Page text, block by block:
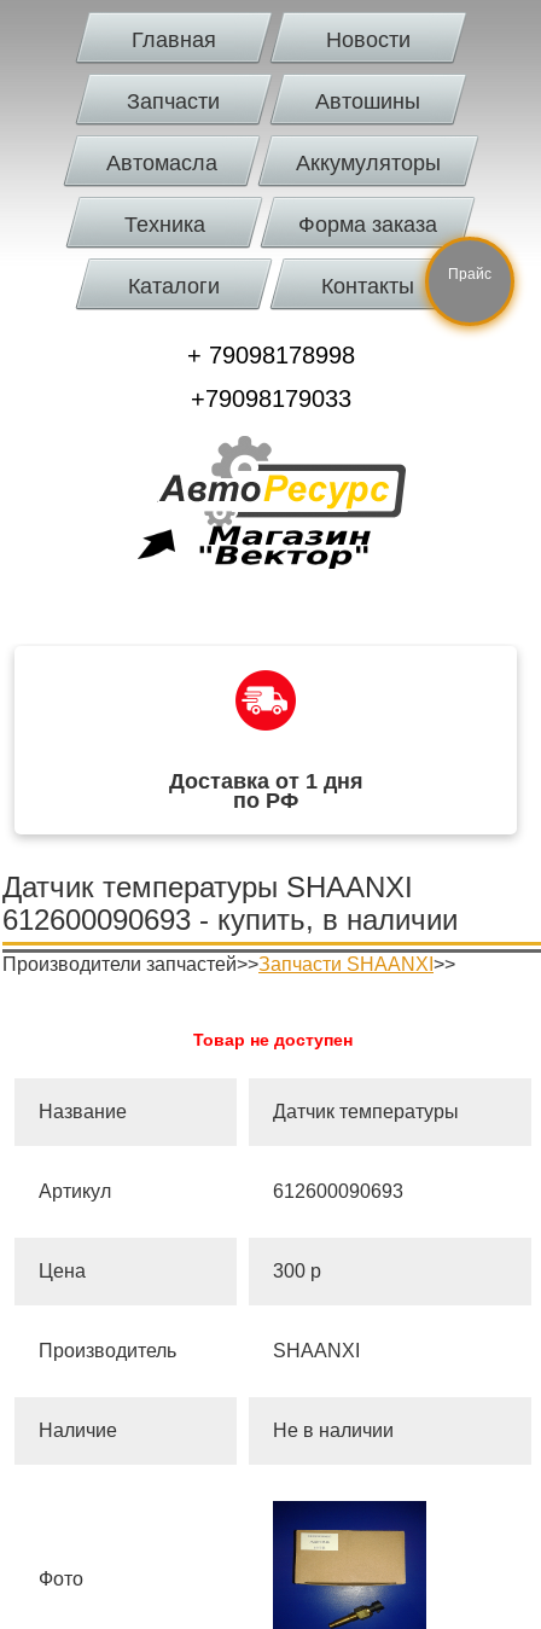
Главная Новости
Запчасти Автошины
Автомасла Аккумуляторы
Техника Форма заказа
Каталоги Контакты
+ 79098178998
+79098179033
Доставка от 1 дня
по РФ
Датчик температуры SHAANXI
612600090693 - купить, в наличии
Производители запчастей>>Запчасти SHAANXI >>
Товар не доступен
Название Датчик температуры
Артикул 612600090693
Цена 300 р
Производитель SHAANXI
Наличие Не в наличии
Фото
Прайс